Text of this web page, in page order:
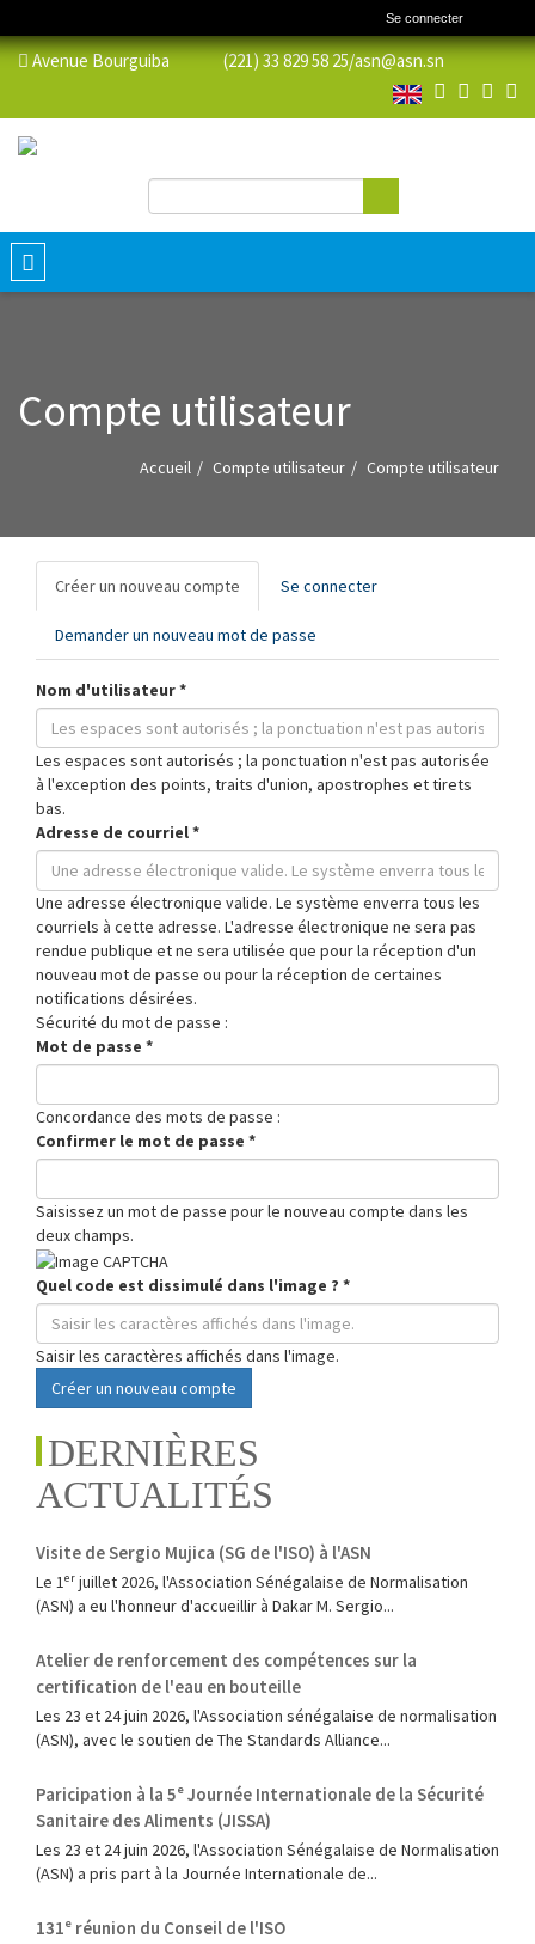
Se connecter
Avenue Bourguiba (221) 33 829 58 25/asn@asn.sn
Formulaire de recherche
Toggle
navigation
Compte utilisateur
Accueil Compte utilisateur Compte utilisateur
Onglets
principaux
Créer un nouveau compte (onglet
actif)
Se connecter
Demander un nouveau mot de passe
Nom d'utilisateur*
Les espaces sont autorisés ; la ponctuation n'est pas autorisée
à l'exception des points, traits d'union, apostrophes et tirets
bas.
Adresse de courriel*
Une adresse électronique valide. Le système enverra tous les
courriels à cette adresse. L'adresse électronique ne sera pas
rendue publique et ne sera utilisée que pour la réception d'un
nouveau mot de passe ou pour la réception de certaines
notifications désirées.
Sécurité du mot de passe :
Mot de passe *
Concordance des mots de passe :
Confirmer le mot de passe *
Saisissez un mot de passe pour le nouveau compte dans les
deux champs.
Quel code est dissimulé dans l'image ? *
Saisir les caractères affichés dans l'image.
Créer un nouveau compte
DERNIÈRES
ACTUALITÉS
Visite de Sergio Mujica (SG de l'ISO) à l'ASN
Le 1ᵉʳ juillet 2026, l'Association Sénégalaise de Normalisation
(ASN) a eu l'honneur d'accueillir à Dakar M. Sergio...
Atelier de renforcement des compétences sur la
certification de l'eau en bouteille
Les 23 et 24 juin 2026, l'Association sénégalaise de normalisation
(ASN), avec le soutien de The Standards Alliance...
Paricipation à la 5ᵉ Journée Internationale de la Sécurité
Sanitaire des Aliments (JISSA)
‎Les 23 et 24 juin 2026, l'Association Sénégalaise de Normalisation
(ASN) a pris part à la Journée Internationale de...
131ᵉ réunion du Conseil de l'ISO